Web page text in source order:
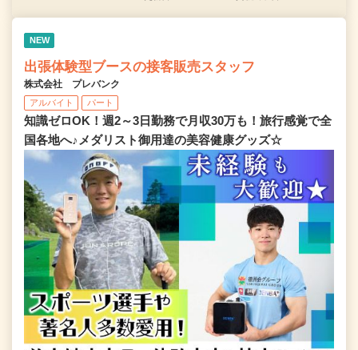
NEW
出張体験型ブースの接客販売スタッフ
株式会社 プレバンク
アルバイト パート
知識ゼロOK！週2～3日勤務で月収30万も！旅行感覚で全
国各地へ♪メダリスト御用達の美容健康グッズ☆